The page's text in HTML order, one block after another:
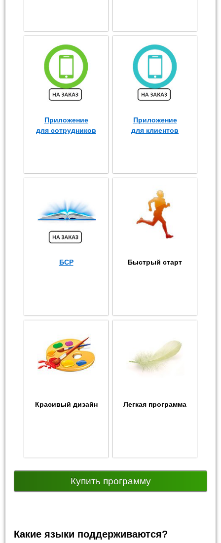
Приложение
для сотрудников
Приложение
для клиентов
БСР Быстрый старт
Красивый дизайн Легкая программа
Купить программу
Какие языки поддерживаются?